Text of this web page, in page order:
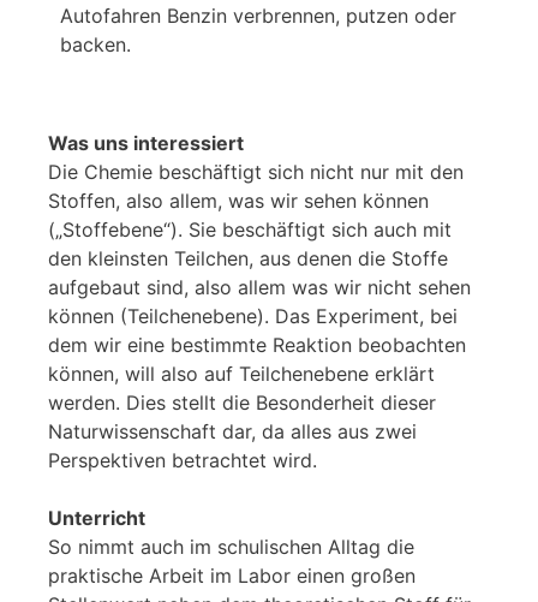
Autofahren Benzin verbrennen, putzen oder
backen.
Was uns interessiert
Die Chemie beschäftigt sich nicht nur mit den
Stoffen, also allem, was wir sehen können
(„Stoffebene“). Sie beschäftigt sich auch mit
den kleinsten Teilchen, aus denen die Stoffe
aufgebaut sind, also allem was wir nicht sehen
können (Teilchenebene). Das Experiment, bei
dem wir eine bestimmte Reaktion beobachten
können, will also auf Teilchenebene erklärt
werden. Dies stellt die Besonderheit dieser
Naturwissenschaft dar, da alles aus zwei
Perspektiven betrachtet wird.
Unterricht
So nimmt auch im schulischen Alltag die
praktische Arbeit im Labor einen großen